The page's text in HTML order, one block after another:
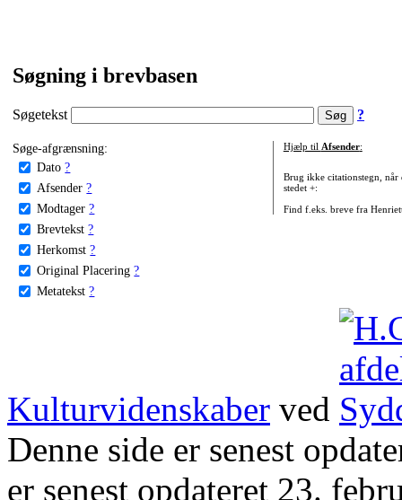
Søgning i brevbasen
Søgetekst ?
Søge-afgrænsning:
Dato ?
Afsender ?
Modtager ?
Brevtekst ?
Herkomst ?
Original Placering ?
Metatekst ?
Hjælp til Afsender:
Brug ikke citationstegn, når
stedet +:
Find f.eks. breve fra
Kulturvidenskaber ved
Denne side er senest
er senest opdateret 23.